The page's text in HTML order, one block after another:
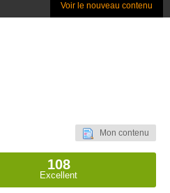
Voir le nouveau contenu
Mon contenu
108
Excellent